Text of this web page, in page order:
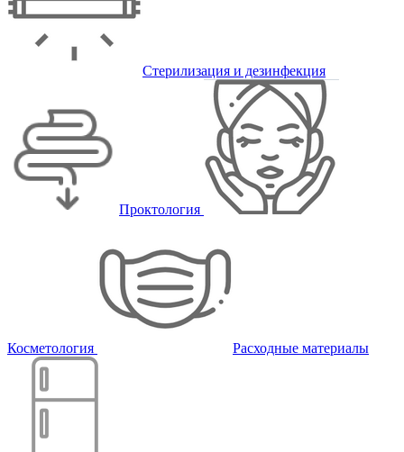
Стерилизация и дезинфекция
Проктология
Косметология Расходные материалы